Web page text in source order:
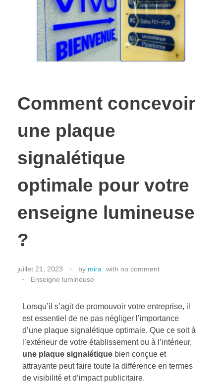
Comment concevoir
une plaque
signalétique
optimale pour votre
enseigne lumineuse
?
juillet 21, 2023 by mira with no comment
Enseigne lumineuse
Lorsqu’il s’agit de promouvoir votre entreprise, il
est essentiel de ne pas négliger l’importance
d’une plaque signalétique optimale. Que ce soit à
l’extérieur de votre établissement ou à l’intérieur,
une plaque signalétique bien conçue et
attrayante peut faire toute la différence en termes
de visibilité et d’impact publicitaire.